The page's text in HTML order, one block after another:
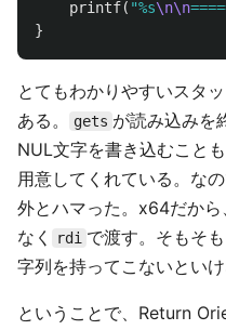
printf( "%s\n\n
}
とてもわかりやすいスタ
ある。
gets が読み込みを
NUL文字を書き込むこと
用意してくれている。な
外とハマった。x64だか
なく
rdi で渡す。そもそ
字列を持ってこないといけ
ということで、Return